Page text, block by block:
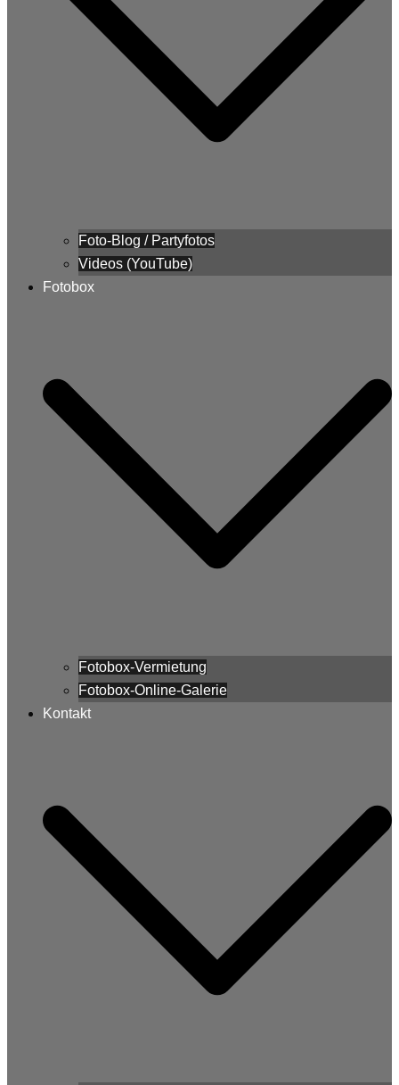
Foto-Blog / Partyfotos
Videos (YouTube)
Fotobox
Fotobox-Vermietung
Fotobox-Online-Galerie
Kontakt